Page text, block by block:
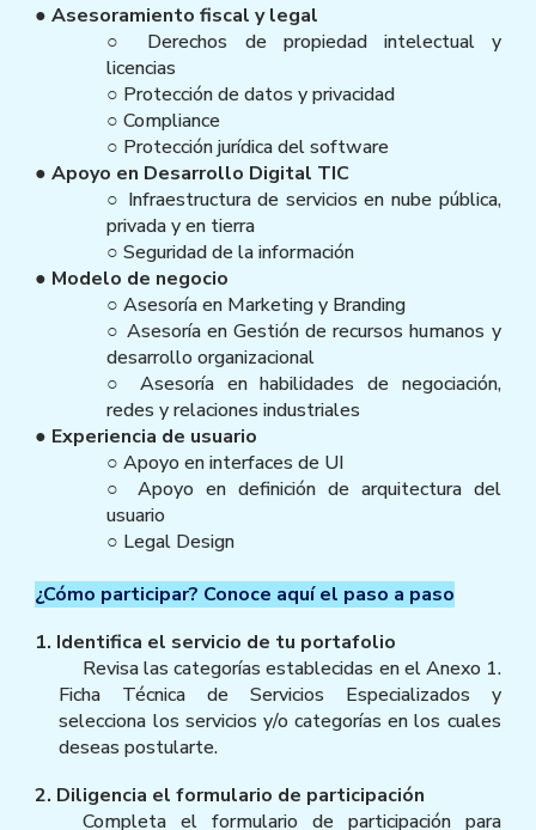
● Asesoramiento fiscal y legal
○ Derechos de propiedad intelectual y
licencias
○ Protección de datos y privacidad
○ Compliance
○ Protección jurídica del software
● Apoyo en Desarrollo Digital TIC
○ Infraestructura de servicios en nube pública,
privada y en tierra
○ Seguridad de la información
● Modelo de negocio
○ Asesoría en Marketing y Branding
○ Asesoría en Gestión de recursos humanos y
desarrollo organizacional
○ Asesoría en habilidades de negociación,
redes y relaciones industriales
● Experiencia de usuario
○ Apoyo en interfaces de UI
○ Apoyo en definición de arquitectura del
usuario
○ Legal Design
¿Cómo participar? Conoce aquí el paso a paso
1. Identifica el servicio de tu portafolio
Revisa las categorías establecidas en el Anexo 1.
Ficha Técnica de Servicios Especializados y
selecciona los servicios y/o categorías en los cuales
deseas postularte.
2. Diligencia el formulario de participación
Completa el formulario de participación para